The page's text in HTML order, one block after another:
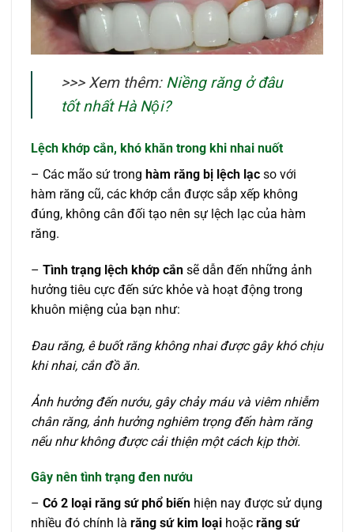
>>> Xem thêm: Niềng răng ở đâu
tốt nhất Hà Nội?
Lệch khớp cắn, khó khăn trong khi nhai nuốt
– Các mão sứ trong hàm răng bị lệch lạc so với
hàm răng cũ, các khớp cắn được sắp xếp không
đúng, không cân đối tạo nên sự lệch lạc của hàm
răng.
– Tình trạng lệch khớp cắn sẽ dẫn đến những ảnh
hưởng tiêu cực đến sức khỏe và hoạt động trong
khuôn miệng của bạn như:
Đau răng, ê buốt răng không nhai được gây khó chịu
khi nhai, cắn đồ ăn.
Ảnh hưởng đến nướu, gây chảy máu và viêm nhiễm
chân răng, ảnh hưởng nghiêm trọng đến hàm răng
nếu như không được cải thiện một cách kịp thời.
Gây nên tình trạng đen nướu
– Có 2 loại răng sứ phổ biến hiện nay được sử dụng
nhiều đó chính là răng sứ kim loại hoặc răng sứ